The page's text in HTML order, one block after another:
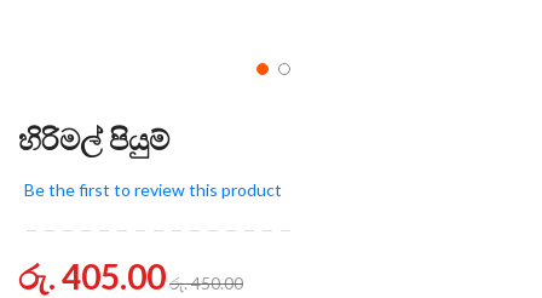
හිරිමල් පියුම්
Be the first to review this product
රු. 405.00රු. 450.00